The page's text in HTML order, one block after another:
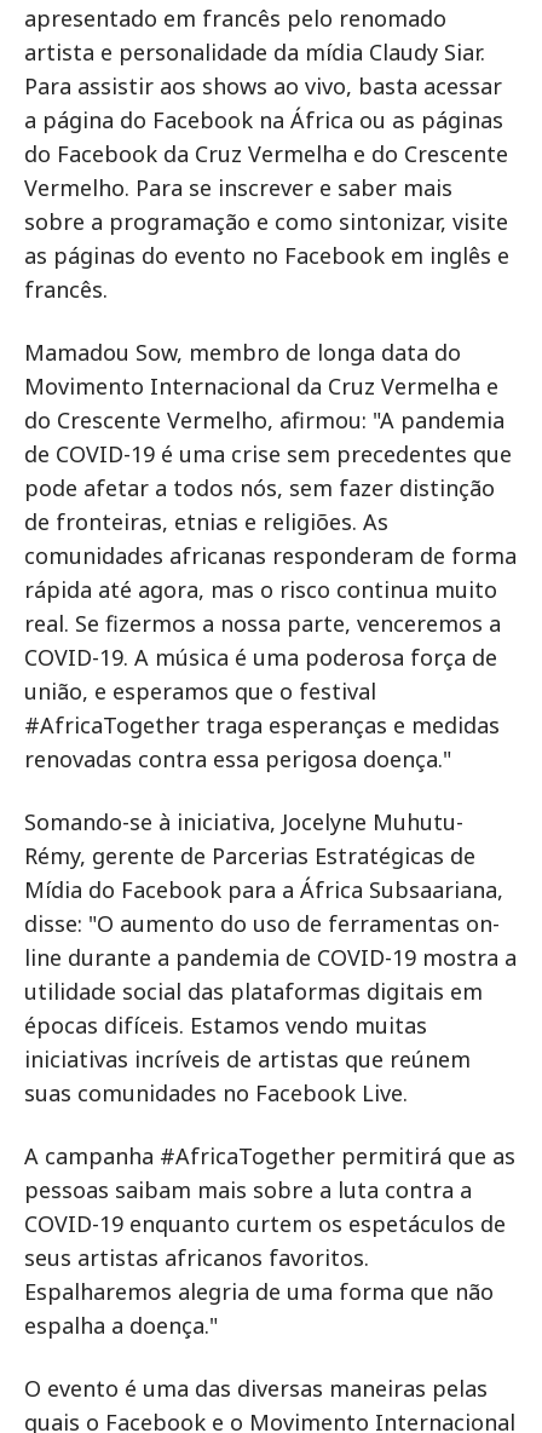
apresentado em francês pelo renomado
artista e personalidade da mídia Claudy Siar.
Para assistir aos shows ao vivo, basta acessar
a página do Facebook na África ou as páginas
do Facebook da Cruz Vermelha e do Crescente
Vermelho. Para se inscrever e saber mais
sobre a programação e como sintonizar, visite
as páginas do evento no Facebook em inglês e
francês.
Mamadou Sow, membro de longa data do
Movimento Internacional da Cruz Vermelha e
do Crescente Vermelho, afirmou: "A pandemia
de COVID-19 é uma crise sem precedentes que
pode afetar a todos nós, sem fazer distinção
de fronteiras, etnias e religiões. As
comunidades africanas responderam de forma
rápida até agora, mas o risco continua muito
real. Se fizermos a nossa parte, venceremos a
COVID-19. A música é uma poderosa força de
união, e esperamos que o festival
#AfricaTogether traga esperanças e medidas
renovadas contra essa perigosa doença."
Somando-se à iniciativa, Jocelyne Muhutu-
Rémy, gerente de Parcerias Estratégicas de
Mídia do Facebook para a África Subsaariana,
disse: "O aumento do uso de ferramentas on-
line durante a pandemia de COVID-19 mostra a
utilidade social das plataformas digitais em
épocas difíceis. Estamos vendo muitas
iniciativas incríveis de artistas que reúnem
suas comunidades no Facebook Live.
A campanha #AfricaTogether permitirá que as
pessoas saibam mais sobre a luta contra a
COVID-19 enquanto curtem os espetáculos de
seus artistas africanos favoritos.
Espalharemos alegria de uma forma que não
espalha a doença."
O evento é uma das diversas maneiras pelas
quais o Facebook e o Movimento Internacional